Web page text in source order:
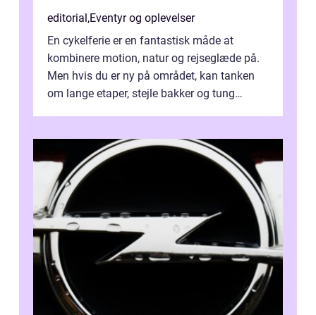
editorial,Eventyr og oplevelser
En cykelferie er en fantastisk måde at
kombinere motion, natur og rejseglæde på.
Men hvis du er ny på området, kan tanken
om lange etaper, stejle bakker og tung